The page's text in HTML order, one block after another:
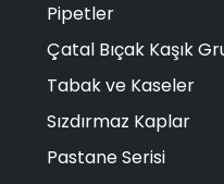
Pipetler
Çatal Bıçak Kaşık
Tabak ve Kaseler
Sızdırmaz Kaplar
Pastane Serisi